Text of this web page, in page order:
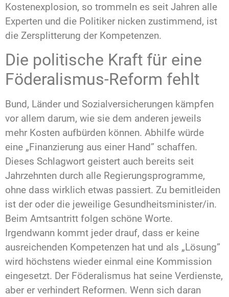
Kostenexplosion, so trommeln es seit Jahren alle
Experten und die Politiker nicken zustimmend, ist
die Zersplitterung der Kompetenzen.
Die politische Kraft für eine
Föderalismus-Reform fehlt
Bund, Länder und Sozialversicherungen kämpfen
vor allem darum, wie sie dem anderen jeweils
mehr Kosten aufbürden können. Abhilfe würde
eine „Finanzierung aus einer Hand” schaffen.
Dieses Schlagwort geistert auch bereits seit
Jahrzehnten durch alle Regierungsprogramme,
ohne dass wirklich etwas passiert. Zu bemitleiden
ist der oder die jeweilige Gesundheitsminister/in.
Beim Amtsantritt folgen schöne Worte.
Irgendwann kommt jeder drauf, dass er keine
ausreichenden Kompetenzen hat und als „Lösung”
wird höchstens wieder einmal eine Kommission
eingesetzt. Der Föderalismus hat seine Verdienste,
aber er verhindert Reformen. Wenn sich daran